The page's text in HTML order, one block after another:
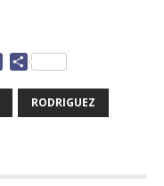
e
D
a
RODRIGUEZ